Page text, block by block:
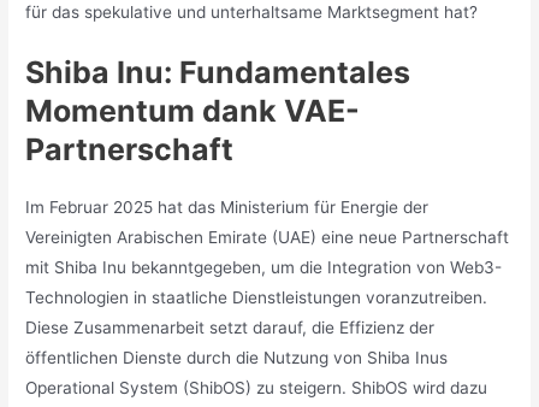
für das spekulative und unterhaltsame Marktsegment hat?
Shiba Inu: Fundamentales
Momentum dank VAE-
Partnerschaft
Im Februar 2025 hat das Ministerium für Energie der
Vereinigten Arabischen Emirate (UAE) eine neue Partnerschaft
mit Shiba Inu bekanntgegeben, um die Integration von Web3-
Technologien in staatliche Dienstleistungen voranzutreiben.
Diese Zusammenarbeit setzt darauf, die Effizienz der
öffentlichen Dienste durch die Nutzung von Shiba Inus
Operational System (ShibOS) zu steigern. ShibOS wird dazu